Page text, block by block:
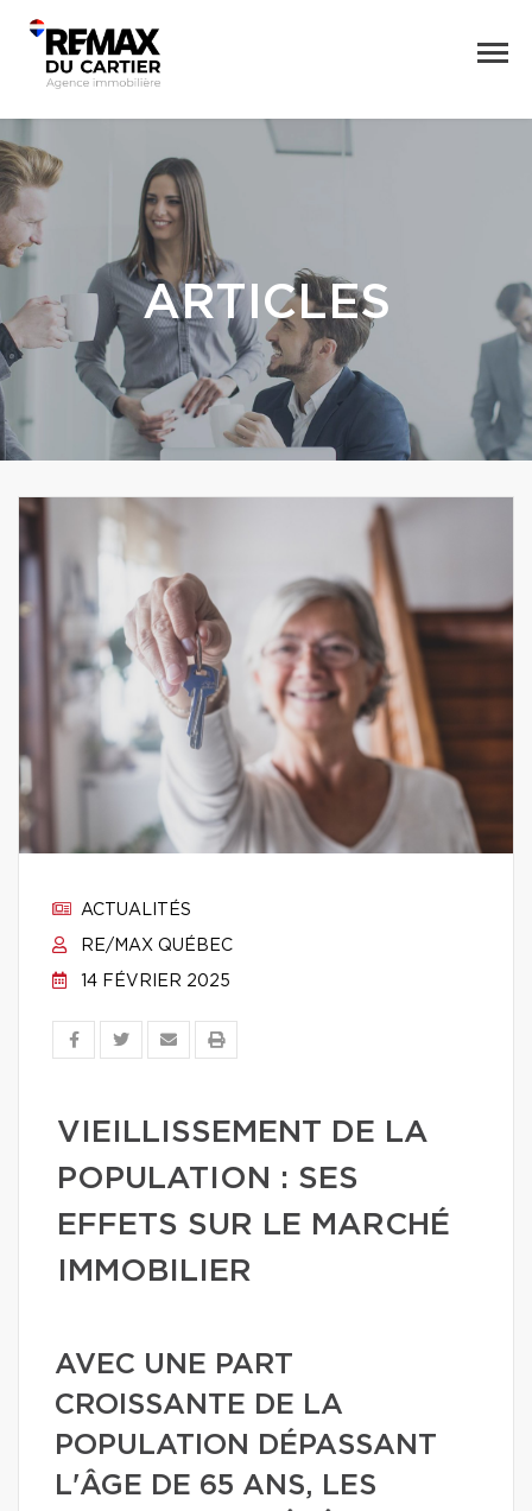
ARTICLES
ACTUALITÉS
RE/MAX QUÉBEC
14 FÉVRIER 2025
VIEILLISSEMENT DE LA
POPULATION : SES
EFFETS SUR LE MARCHÉ
IMMOBILIER
AVEC UNE PART
CROISSANTE DE LA
POPULATION DÉPASSANT
L'ÂGE DE 65 ANS, LES